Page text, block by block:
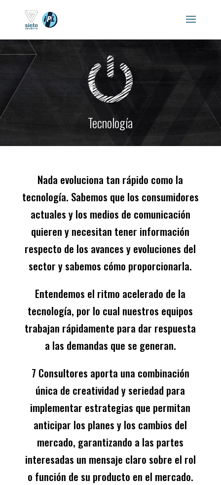
Tecnología
Nada evoluciona tan rápido como la
tecnología. Sabemos que los consumidores
actuales y los medios de comunicación
quieren y necesitan tener información
respecto de los avances y evoluciones del
sector y sabemos cómo proporcionarla.
Entendemos el ritmo acelerado de la
tecnología, por lo cual nuestros equipos
trabajan rápidamente para dar respuesta
a las demandas que se generan.
7 Consultores aporta una combinación
única de creatividad y seriedad para
implementar estrategias que permitan
anticipar los planes y los cambios del
mercado, garantizando a las partes
interesadas un mensaje claro sobre el rol
o función de su producto en el mercado.